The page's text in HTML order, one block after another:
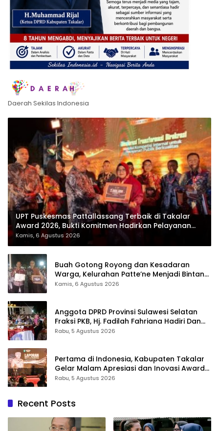
Daerah Sekilas Indonesia
UPT Puskesmas Pattallassang Terbaik di Takalar
Award 2026, Bukti Komitmen Hadirkan Pelayanan
Kesehatan Berkualitas
Kamis, 6 Agustus 2026
Buah Gotong Royong dan Kesadaran
Warga, Kelurahan Patte’ne Menjadi Bintang
Takalar Award 2026
Kamis, 6 Agustus 2026
Anggota DPRD Provinsi Sulawesi Selatan
Fraksi PKB, Hj. Fadilah Fahriana Hadiri Dan
Beri Apresiasi : Takalar Menyalakan Lentera
Rabu, 5 Agustus 2026
Pertama di Indonesia, Kabupaten Takalar
Gelar Malam Apresiasi dan Inovasi Award
2026: Panggung Penghargaan bagi
Rabu, 5 Agustus 2026
Recent Posts